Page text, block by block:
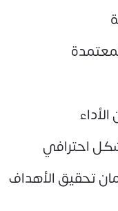
احترافي
تحقيق الأهداف